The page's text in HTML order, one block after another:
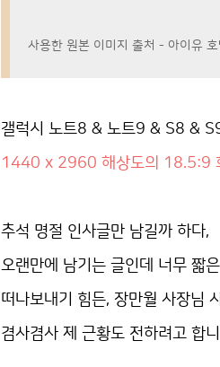
사용한 원본 이미지 출처 - 아이유
갤럭시 노트8 & 노트9 & S8 &
1440 x 2960 해상도의 18.5:9
추석 명절 인사글만 남길까 하다,
오랜만에 남기는 글인데 너무 짧
떠나보내기 힘든, 장만월 사장님
겸사겸사 제 근황도 전하려고 합